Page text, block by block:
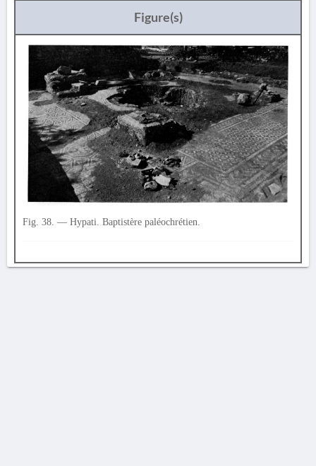
Figure(s)
Fig. 38. — Hypati. Baptistère paléochrétien.